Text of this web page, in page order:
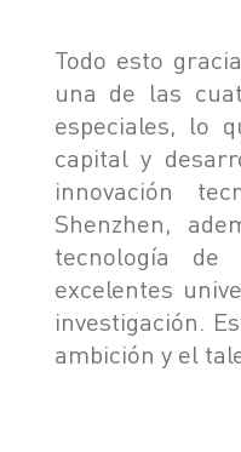
Todo esto
una de las
especiales, lo
capital y
innovación
Shenzhen,
tecnología de
excelentes
investigación.
ambición y el